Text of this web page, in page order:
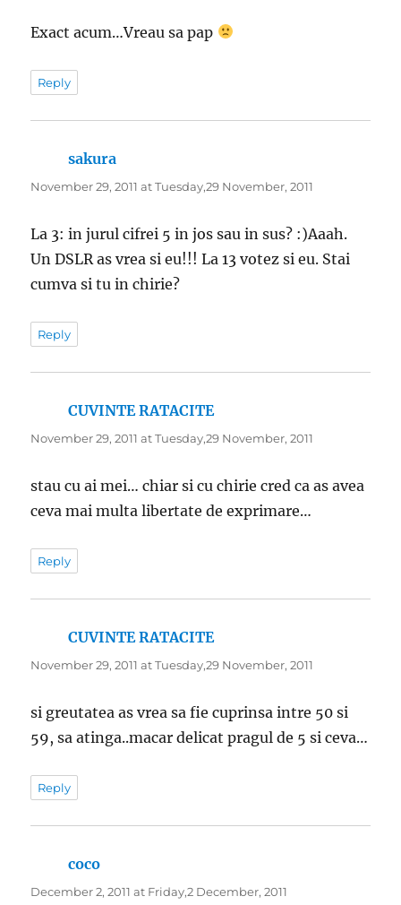
Exact acum…Vreau sa pap
Reply
sakura
November 29, 2011 at Tuesday,29 November, 2011
La 3: in jurul cifrei 5 in jos sau in sus? :)Aaah.
Un DSLR as vrea si eu!!! La 13 votez si eu. Stai
cumva si tu in chirie?
Reply
CUVINTE RATACITEsays:
November 29, 2011 at Tuesday,29 November, 2011
stau cu ai mei… chiar si cu chirie cred ca as avea
ceva mai multa libertate de exprimare…
Reply
CUVINTE RATACITEsays:
November 29, 2011 at Tuesday,29 November, 2011
si greutatea as vrea sa fie cuprinsa intre 50 si
59, sa atinga..macar delicat pragul de 5 si ceva…
Reply
coco
December 2, 2011 at Friday,2 December, 2011